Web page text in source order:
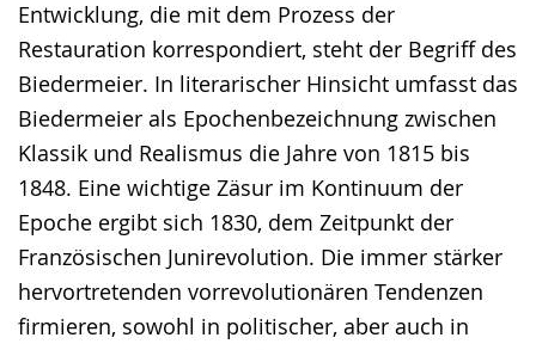
Entwicklung, die mit dem Prozess der
Restauration korrespondiert, steht der Begriff des
Biedermeier. In literarischer Hinsicht umfasst das
Biedermeier als Epochenbezeichnung zwischen
Klassik und Realismus die Jahre von 1815 bis
1848. Eine wichtige Zäsur im Kontinuum der
Epoche ergibt sich 1830, dem Zeitpunkt der
Französischen Junirevolution. Die immer stärker
hervortretenden vorrevolutionären Tendenzen
firmieren, sowohl in politischer, aber auch in